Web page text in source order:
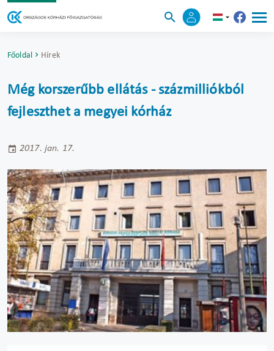
Főoldal Hírek
Még korszerűbb ellátás - százmilliókból
fejleszthet a megyei kórház
2017. jan. 17.